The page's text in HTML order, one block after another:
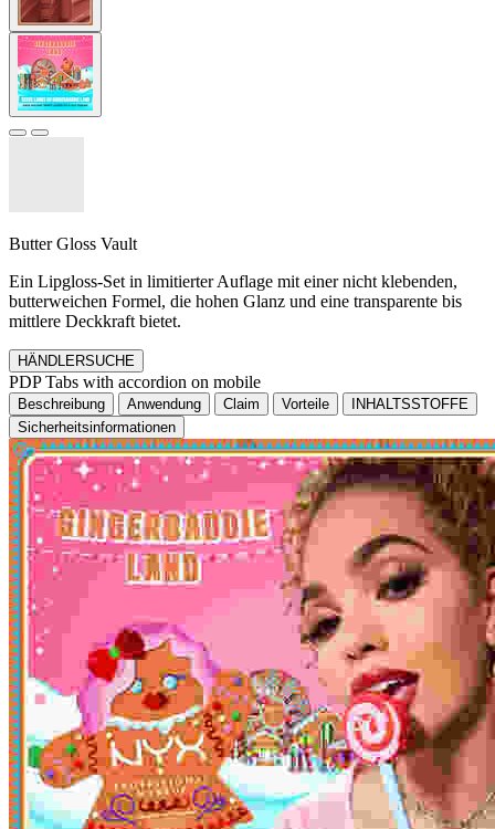
Butter Gloss Vault
Ein Lipgloss-Set in limitierter Auflage mit einer nicht klebenden,
butterweichen Formel, die hohen Glanz und eine transparente bis
mittlere Deckkraft bietet.
HÄNDLERSUCHE
PDP Tabs with accordion on mobile
Beschreibung Anwendung Claim Vorteile
INHALTSSTOFFE
Sicherheitsinformationen